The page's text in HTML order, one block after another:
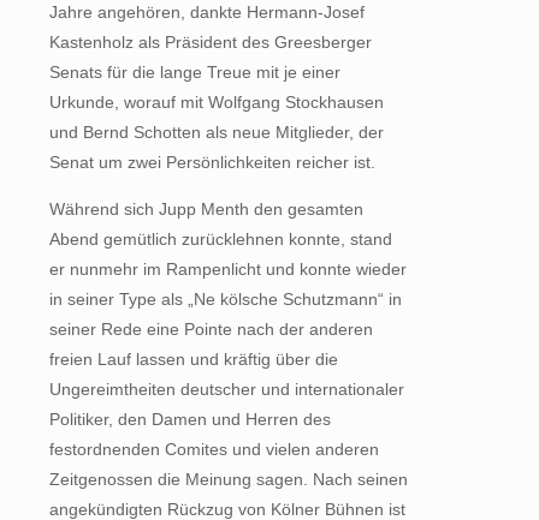
Jahre angehören, dankte Hermann-Josef
Kastenholz als Präsident des Greesberger
Senats für die lange Treue mit je einer
Urkunde, worauf mit Wolfgang Stockhausen
und Bernd Schotten als neue Mitglieder, der
Senat um zwei Persönlichkeiten reicher ist.
Während sich Jupp Menth den gesamten
Abend gemütlich zurücklehnen konnte, stand
er nunmehr im Rampenlicht und konnte wieder
in seiner Type als „Ne kölsche Schutzmann“ in
seiner Rede eine Pointe nach der anderen
freien Lauf lassen und kräftig über die
Ungereimtheiten deutscher und internationaler
Politiker, den Damen und Herren des
festordnenden Comites und vielen anderen
Zeitgenossen die Meinung sagen. Nach seinen
angekündigten Rückzug von Kölner Bühnen ist